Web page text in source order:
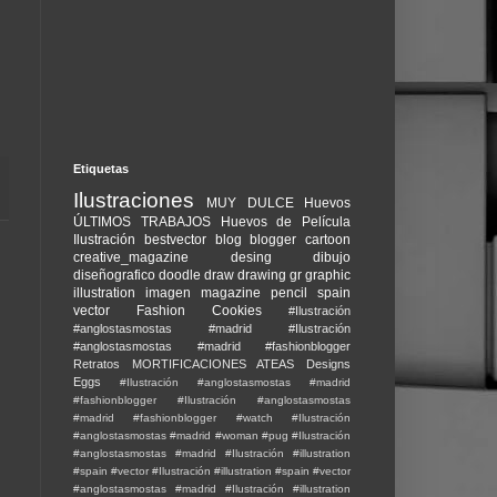
Etiquetas
Ilustraciones MUY DULCE
Huevos
ÚLTIMOS TRABAJOS
Huevos de Película
Ilustración
bestvector blog blogger cartoon
creative_magazine
desing
dibujo
diseñografico doodle draw drawing gr graphic
illustration
imagen magazine pencil
spain
vector
Fashion Cookies
#Ilustración
#anglostasmostas #madrid
#Ilustración
#anglostasmostas #madrid #fashionblogger
Retratos
MORTIFICACIONES ATEAS
Designs
Eggs
#Ilustración #anglostasmostas #madrid
#fashionblogger
#Ilustración #anglostasmostas
#madrid #fashionblogger #watch
#Ilustración
#anglostasmostas #madrid #woman #pug #Ilustración
#anglostasmostas #madrid
#Ilustración #illustration
#spain #vector #Ilustración #illustration #spain #vector
#anglostasmostas #madrid
#Ilustración #illustration